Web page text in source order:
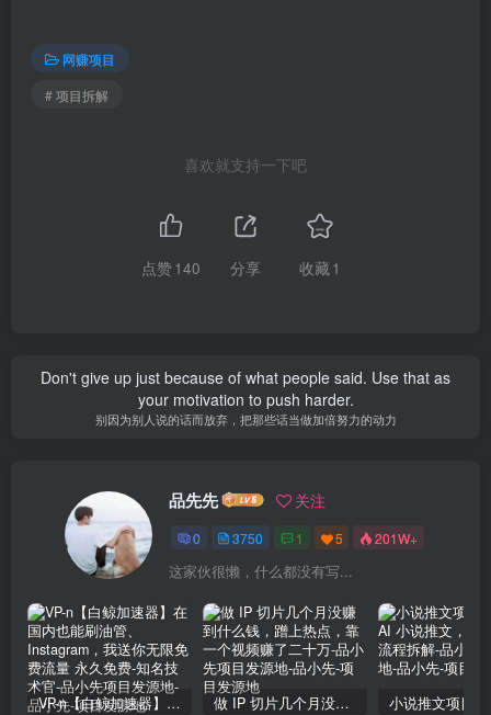
网赚项目
# 项目拆解
喜欢就支持一下吧
点赞140 分享 收藏 1
Don't give up just because of what people said. Use that as
your motivation to push harder.
别因为别人说的话而放弃，把那些话当做加倍努力的动力
品先先 关注
0 3750 1 5 201W+
这家伙很懒，什么都没有写...
VP-n【白鲸加速器】在国内也能刷油管、Instagram，我送你无限免费流量 永久免费-知名技术官-品小先项目发源地 做 IP 切片几个月没赚到什么钱，蹭上热点，靠一个视频赚了二十万-品小先项目发源地